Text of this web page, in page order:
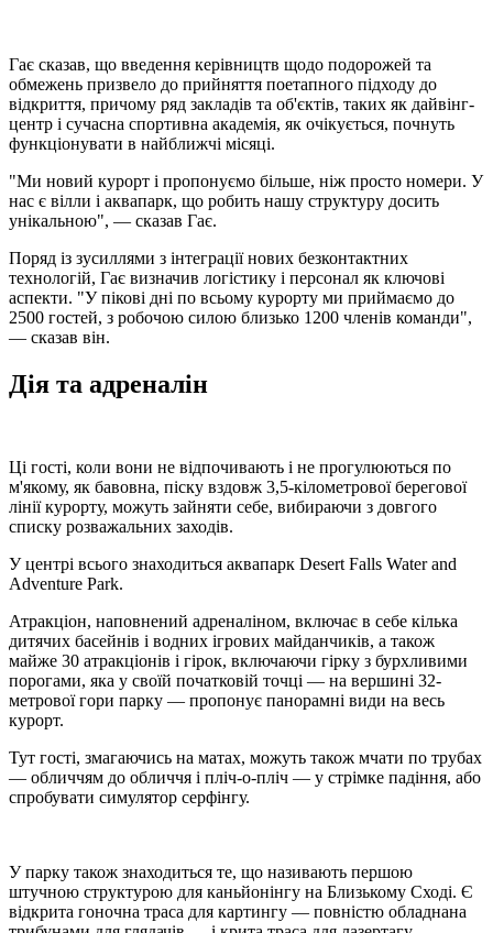
Гає сказав, що введення керівництв щодо подорожей та
обмежень призвело до прийняття поетапного підходу до
відкриття, причому ряд закладів та об'єктів, таких як дайвінг-
центр і сучасна спортивна академія, як очікується, почнуть
функціонувати в найближчі місяці.
"Ми новий курорт і пропонуємо більше, ніж просто номери. У
нас є вілли і аквапарк, що робить нашу структуру досить
унікальною", — сказав Гає.
Поряд із зусиллями з інтеграції нових безконтактних
технологій, Гає визначив логістику і персонал як ключові
аспекти. "У пікові дні по всьому курорту ми приймаємо до
2500 гостей, з робочою силою близько 1200 членів команди",
— сказав він.
Дія та адреналін
Ці гості, коли вони не відпочивають і не прогулюються по
м'якому, як бавовна, піску вздовж 3,5-кілометрової берегової
лінії курорту, можуть зайняти себе, вибираючи з довгого
списку розважальних заходів.
У центрі всього знаходиться аквапарк Desert Falls Water and
Adventure Park.
Атракціон, наповнений адреналіном, включає в себе кілька
дитячих басейнів і водних ігрових майданчиків, а також
майже 30 атракціонів і гірок, включаючи гірку з бурхливими
порогами, яка у своїй початковій точці — на вершині 32-
метрової гори парку — пропонує панорамні види на весь
курорт.
Тут гості, змагаючись на матах, можуть також мчати по трубах
— обличчям до обличчя і пліч-о-пліч — у стрімке падіння, або
спробувати симулятор серфінгу.
У парку також знаходиться те, що називають першою
штучною структурою для каньйонінгу на Близькому Сході. Є
відкрита гоночна траса для картингу — повністю обладнана